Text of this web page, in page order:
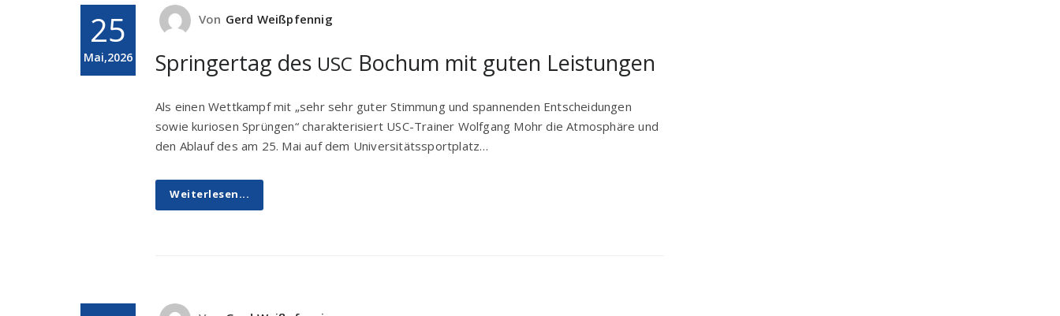
25
Mai,2026
Von Gerd Weißpfennig
Springertag des USC Bochum mit guten Leistungen
Als einen Wettkampf mit „sehr sehr guter Stimmung und spannenden Entscheidungen
sowie kuriosen Sprüngen“ charakterisiert USC-Trainer Wolfgang Mohr die Atmosphäre und
den Ablauf des am 25. Mai auf dem Universitätssportplatz…
Weiterlesen...